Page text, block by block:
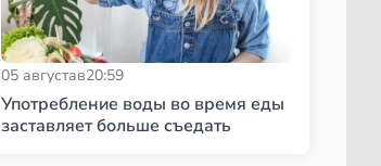
05 августав20:59
Употребление воды во время еды
заставляет больше съедать